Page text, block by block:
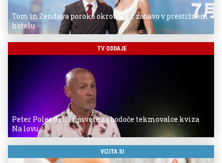
Tom in Zendaya poroko okronala z zabavo v prestižnem
hotelu
TV ODDAJE
Peter Poles delil nasvete za bodoče tekmovalce kviza
Na lovu
VIZITA.SI